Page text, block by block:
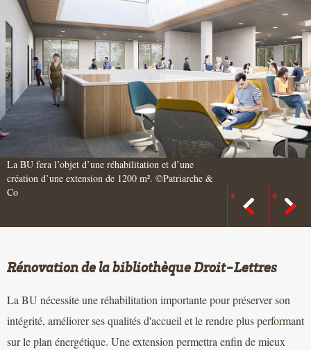
La BU fera l’objet d’une réhabilitation et d’une
création d’une extension de 1200 m². ©Patriarche &
Co
Rénovation de la bibliothèque Droit-Lettres
La BU nécessite une réhabilitation importante pour préserver son
intégrité, améliorer ses qualités d'accueil et le rendre plus performant
sur le plan énergétique. Une extension permettra enfin de mieux